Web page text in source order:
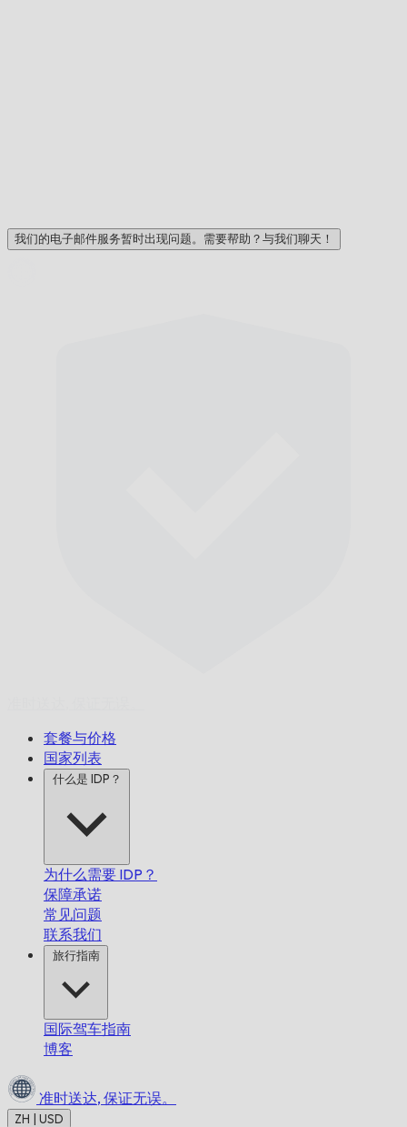
我们的电子邮件服务暂时出现问题。需要帮助？与我们聊天！
套餐与价格
国家列表
什么是 IDP？
为什么需要 IDP？
保障承诺
常见问题
联系我们
旅行指南
国际驾车指南
博客
准时送达, 保证无误。
ZH | USD